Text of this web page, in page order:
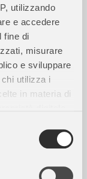
utilizzando
e accedere
fine di
misurare
e sviluppare
utilizza i
in materia di
in qualsiasi
o facendo clic